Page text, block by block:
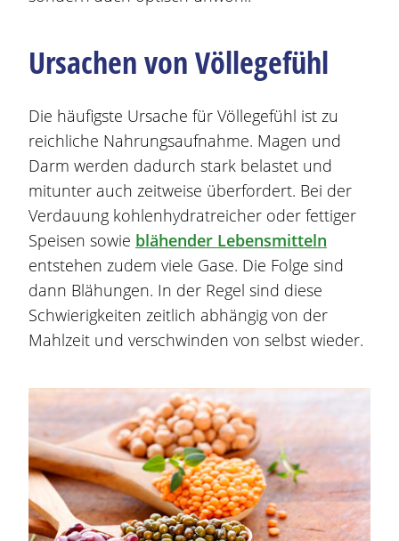
Ursachen von Völlegefühl
Die häufigste Ursache für Völlegefühl ist zu
reichliche Nahrungsaufnahme. Magen und
Darm werden dadurch stark belastet und
mitunter auch zeitweise überfordert. Bei der
Verdauung kohlenhydratreicher oder fettiger
Speisen sowie blähender Lebensmitteln
entstehen zudem viele Gase. Die Folge sind
dann Blähungen. In der Regel sind diese
Schwierigkeiten zeitlich abhängig von der
Mahlzeit und verschwinden von selbst wieder.